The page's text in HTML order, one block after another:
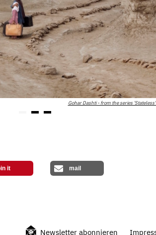
Gohar Dashti - from the series
it mail
Newsletter abonnieren